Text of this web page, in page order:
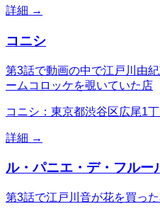
詳細 →
コニシ
第3話で動画の中で江戸川由
ームコロッケを覗いていた店
コニシ：東京都渋谷区広尾1丁
詳細 →
ル・パニエ・デ・フルー
第3話で江戸川音が花を買っ